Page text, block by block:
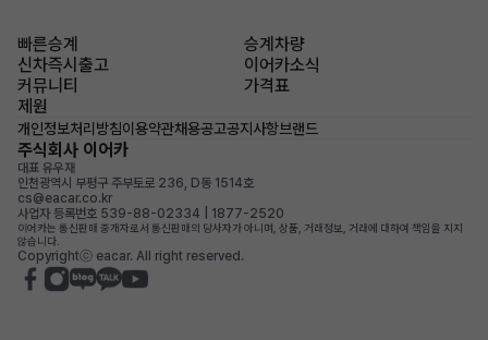
빠른승계
승계차량
신차즉시출고
이어카소식
커뮤니티
가격표
제원
개인정보처리방침이용약관채용공고공지사항브랜드
주식회사 이어카
대표 유우재
인천광역시 부평구 주부토로 236, D동 1514호
cs@eacar.co.kr
사업자 등록번호 539-88-02334 | 1877-2520
이어카는 통신판매 중개자로서 통신판매의 당사자가 아니며, 상품, 거래정보, 거래에 대하여 책임을 지지
않습니다.
Copyrightⓒ eacar. All right reserved.